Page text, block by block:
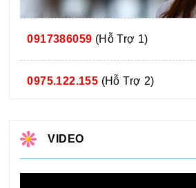
0917386059 (Hỗ Trợ 1)
0975.122.155 (Hỗ Trợ 2)
VIDEO